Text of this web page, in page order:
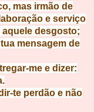
mas irmão de
e serviço
aquele desgosto;
mensagem de
me e dizer:
te perdão e não